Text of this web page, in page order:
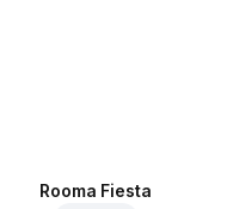
Rooma Fiesta